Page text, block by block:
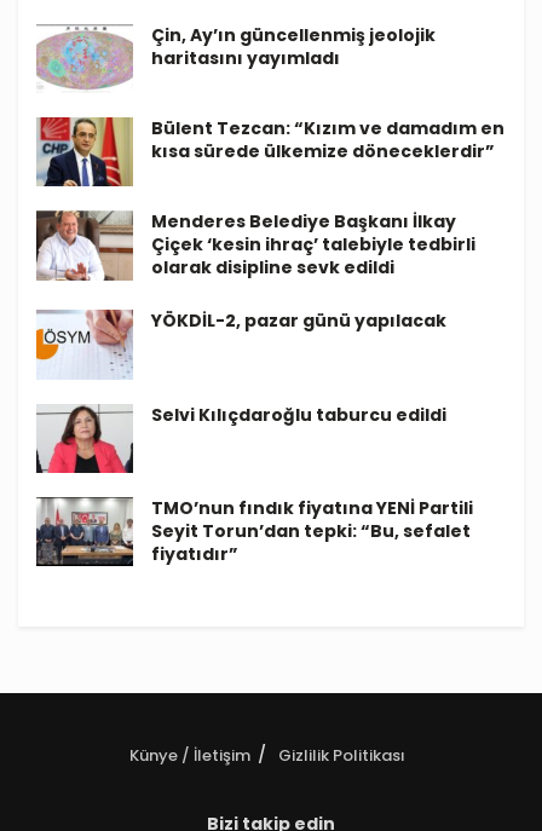
Çin, Ay’ın güncellenmiş jeolojik
haritasını yayımladı
Bülent Tezcan: “Kızım ve damadım en
kısa sürede ülkemize döneceklerdir”
Menderes Belediye Başkanı İlkay
Çiçek ‘kesin ihraç’ talebiyle tedbirli
olarak disipline sevk edildi
YÖKDİL-2, pazar günü yapılacak
Selvi Kılıçdaroğlu taburcu edildi
TMO’nun fındık fiyatına YENİ Partili
Seyit Torun’dan tepki: “Bu, sefalet
fiyatıdır”
Künye / İletişim Gizlilik Politikası
Bizi takip edin